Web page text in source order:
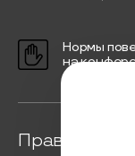
Нормы
на
Правовая